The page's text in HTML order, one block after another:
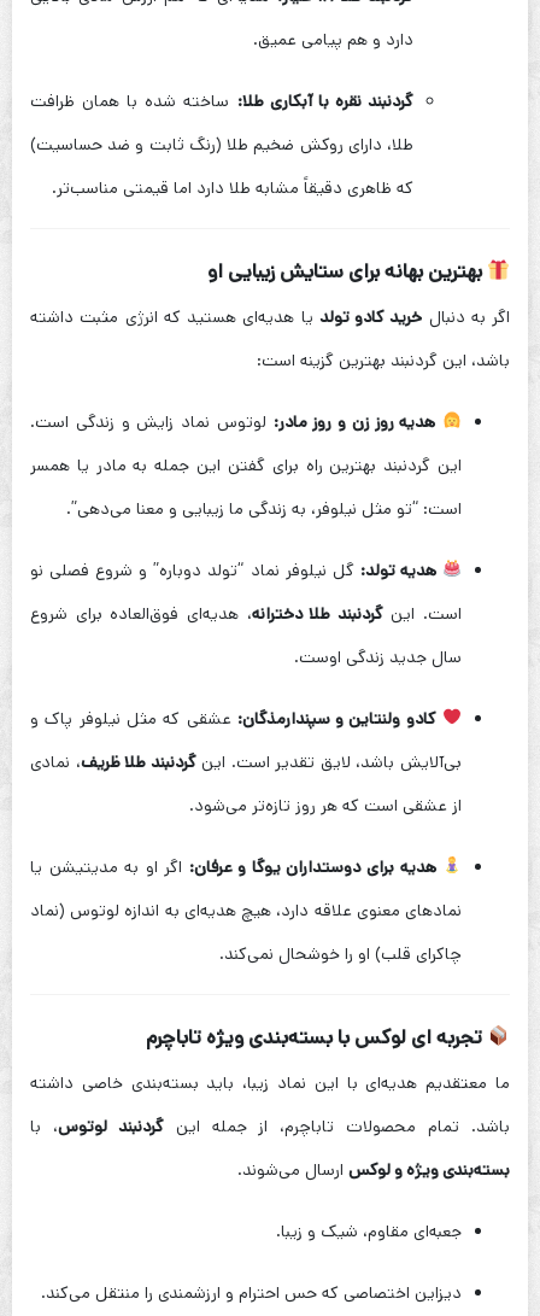
دارد و هم پیامی عمیق.
گردنبند نقره با آبکاری طلا: ساخته شده با همان ظرافت
طلا، دارای روکش ضخیم طلا (رنگ ثابت و ضد حساسیت)
که ظاهری دقیقاً مشابه طلا دارد اما قیمتی مناسب‌تر.
بهترین بهانه برای ستایش زیبایی او
اگر به دنبال خرید کادو تولد یا هدیه‌ای هستید که انرژی مثبت داشته
باشد، این گردنبند بهترین گزینه است:
هدیه روز زن و روز مادر: لوتوس نماد زایش و زندگی است.
این گردنبند بهترین راه برای گفتن این جمله به مادر یا همسر
است: “تو مثل نیلوفر، به زندگی ما زیبایی و معنا می‌دهی”.
هدیه تولد: گل نیلوفر نماد “تولد دوباره” و شروع فصلی نو
است. اینگردنبند طلا دخترانه، هدیه‌ای فوق‌العاده برای شروع
سال جدید زندگی اوست.
کادو ولنتاین و سپندارمذگان: عشقی که مثل نیلوفر پاک و
بی‌آلایش باشد، لایق تقدیر است. اینگردنبند طلا ظریف، نمادی
از عشقی است که هر روز تازه‌تر می‌شود.
هدیه برای دوستداران یوگا و عرفان: اگر او به مدیتیشن یا
نمادهای معنوی علاقه دارد، هیچ هدیه‌ای به اندازه لوتوس (نماد
چاکرای قلب) او را خوشحال نمی‌کند.
تجربه ای لوکس با بسته‌بندی ویژه تاباچرم
ما معتقدیم هدیه‌ای با این نماد زیبا، باید بسته‌بندی خاصی داشته
باشد. تمام محصولات تاباچرم، از جمله اینگردنبند لوتوس، با
بسته‌بندی ویژه و لوکس ارسال می‌شوند.
جعبه‌ای مقاوم، شیک و زیبا.
دیزاین اختصاصی که حس احترام و ارزشمندی را منتقل می‌کند.